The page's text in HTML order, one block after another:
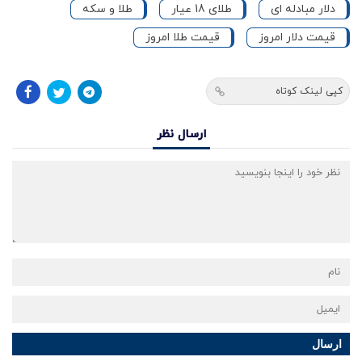
دلار مبادله ای
طلای 18 عیار
طلا و سکه
قیمت دلار امروز
قیمت طلا امروز
کپی لینک کوتاه
ارسال نظر
ارسال